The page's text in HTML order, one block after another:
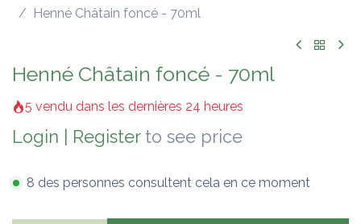
Henné Châtain foncé - 70ml
Henné Châtain foncé - 70ml
5 vendu dans les dernières 24 heures
Login Register to see price
8 des personnes consultent cela en ce moment